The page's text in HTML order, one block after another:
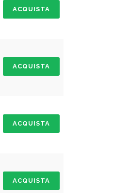
ACQUISTA
ACQUISTA
ACQUISTA
ACQUISTA